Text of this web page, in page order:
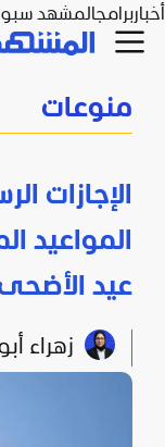
أخباربرامجالمشهد
منوعات
المواعيد
عيد
زهراء